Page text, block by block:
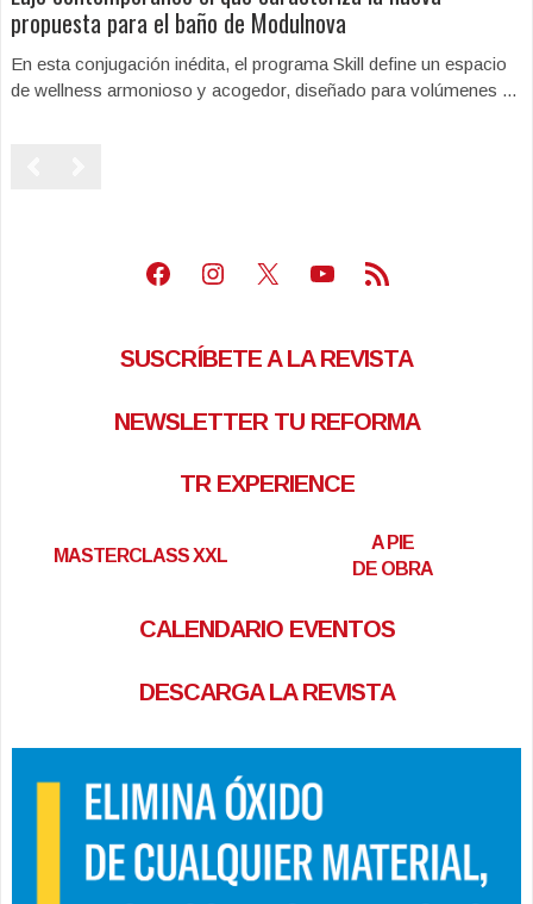
propuesta para el baño de Modulnova
En esta conjugación inédita, el programa Skill define un espacio
de wellness armonioso y acogedor, diseñado para volúmenes ...
Facebook
Instagram
X Youtube
Feed RSS
SUSCRÍBETE A LA REVISTA
NEWSLETTER TU REFORMA
TR EXPERIENCE
MASTERCLASS XXL
A PIE
DE OBRA
CALENDARIO EVENTOS
DESCARGA LA REVISTA